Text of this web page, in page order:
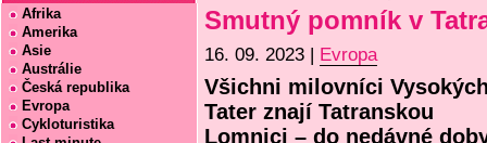
Afrika
Amerika
Asie
Austrálie
Česká republika
Evropa
Cykloturistika
Smutný pomník v
16. 09. 2023 | Evropa
Všichni milovníci
Tater znají Tatranskou
Lomnici – do nedávné